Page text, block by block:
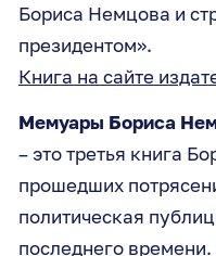
Бориса Немцова и
президентом».
Книга на сайте
Мемуары Бориса
– это третья книга
прошедших
политическая
последнего времени.